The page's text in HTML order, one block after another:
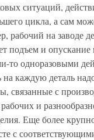
ситуаций,
цикла, а сам
на заводе
подъем и опускание
то одноразовыми
каждую деталь
связанные с
и
Еще более
с